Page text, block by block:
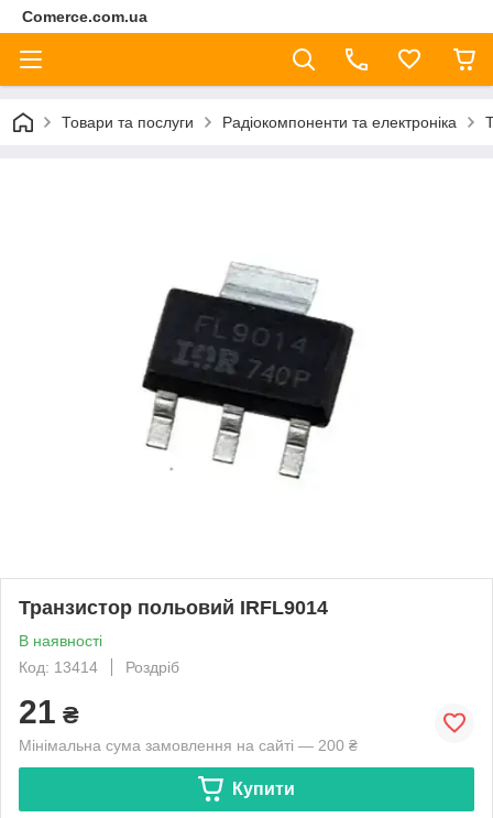
Comerce.com.ua
Товари та послуги Радіокомпоненти та електроніка
Транзистор польовий IRFL9014
В наявності
Код: 13414
Роздріб
21 ₴
Мінімальна сума замовлення на сайті — 200 ₴
Купити